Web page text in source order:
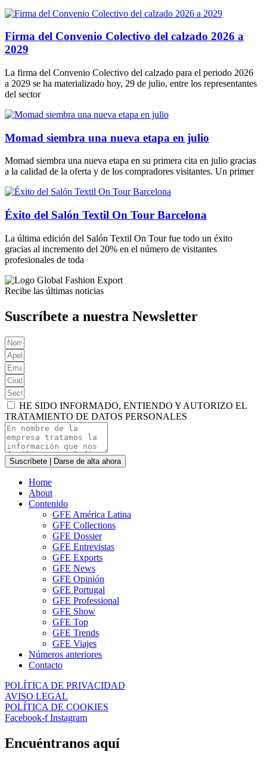
Firma del Convenio Colectivo del calzado 2026 a
2029
La firma del Convenio Colectivo del calzado para el periodo 2026
a 2029 se ha materializado hoy, 29 de julio, entre los representantes
del sector
Momad siembra una nueva etapa en julio
Momad siembra una nueva etapa en su primera cita en julio gracias
a la calidad de la oferta y de los compradores visitantes. Un primer
Éxito del Salón Textil On Tour Barcelona
La última edición del Salón Textil On Tour fue todo un éxito
gracias al incremento del 20% en el número de visitantes
profesionales de toda
Recibe las últimas noticias
Suscríbete a nuestra Newsletter
HE SIDO INFORMADO, ENTIENDO Y AUTORIZO EL
TRATAMIENTO DE DATOS PERSONALES
Suscríbete | Darse de alta ahora
Home
About
Contenido
GFE América Latina
GFE Collections
GFE Dossier
GFE Entrevistas
GFE Exports
GFE News
GFE Opinión
GFE Portugal
GFE Professional
GFE Show
GFE Top
GFE Trends
GFE Viajes
Números anteriores
Contacto
POLÍTICA DE PRIVACIDAD
AVISO LEGAL
POLÍTICA DE COOKIES
Facebook-f Instagram
Encuéntranos aquí